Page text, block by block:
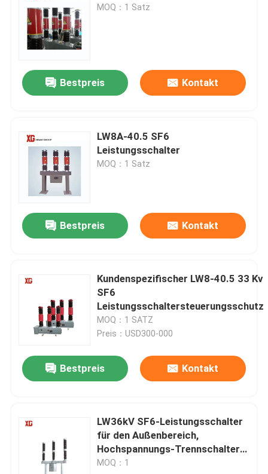
MOQ：1 Satz
Bestpreis Kontakt
LW8A-40.5 SF6
Leistungsschalter
MOQ：1 Satz
Bestpreis Kontakt
Kundenspezifischer LW8-40.5 33 Kv
SF6
Leistungsschaltersteuerungsschutz
MOQ：1 SATZ
Preis：USD300-000
Bestpreis Kontakt
LW36kV SF6-Leistungsschalter
für den Außenbereich,
Hochspannungs-Trennschalter
für Schaltanlagen
MOQ：1